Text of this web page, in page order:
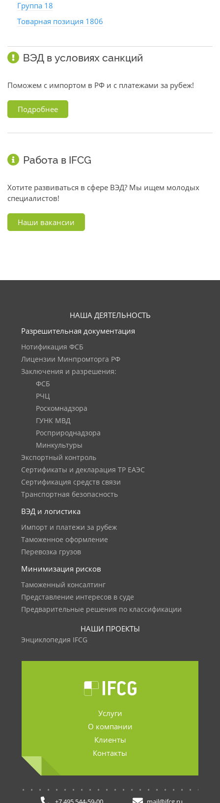
Группа 18
Товарная позиция 1806
ВЭД в условиях санкций
Поможем с импортом в РФ и с платежами за рубеж!
Подробнее
Работа в IFCG
Хотите развиваться в сфере ВЭД? Мы ищем молодых
специалистов!
Наши вакансии
НАША ДЕЯТЕЛЬНОСТЬ
Разрешительная документация
Нотификация ФСБ
Лицензии Минпромторга РФ
Заключения и разрешения:
ФСБ
РЧЦ
Роскомнадзора
ГУНК МВД
Росприроднадзора
Минкультуры
Экспортный контроль
Сертификаты и декларация ТР ЕАЭС
Сертификация средств связи
Транспортная безопасность
ВЭД и логистика
Импорт и платежи за рубеж
Таможенное оформление
Перевозка грузов
Минимизация рисков
Таможенный консалтинг
Представление интересов в суде
Предварительные решения по классификации
НАШИ ПРОЕКТЫ
Энциклопедия IFCG
Услуги
О компании
Клиенты
Контакты